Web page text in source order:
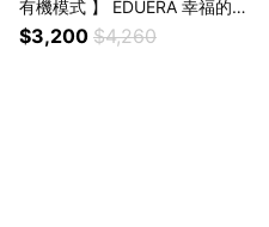
有機模式 】 EDUERA 幸福的禮
物 全方位髮質修護組『LINE禮
物獨家禮物』
$3,200 $4,260